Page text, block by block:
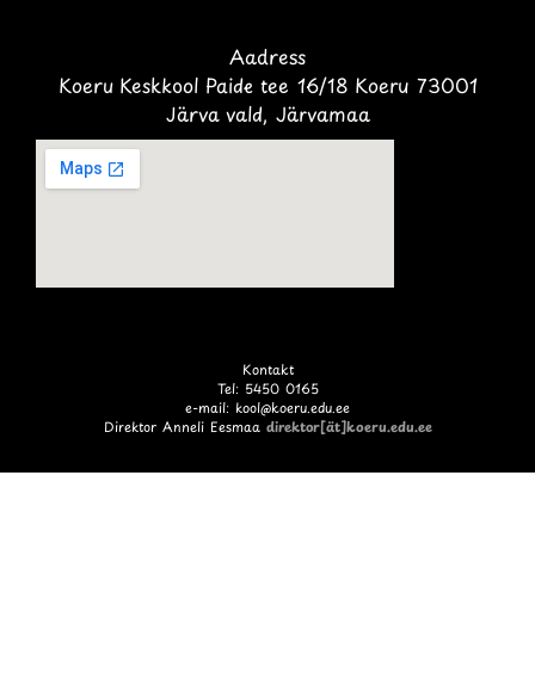
Aadress
Koeru Keskkool Paide tee 16/18 Koeru 73001
Järva vald, Järvamaa
Kontakt
Tel: 5450 0165
e-mail: kool@koeru.edu.ee
Direktor Anneli Eesmaa direktor[ät]koeru.edu.ee